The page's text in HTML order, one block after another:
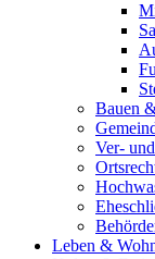
Bauen
Ver-
Leben &